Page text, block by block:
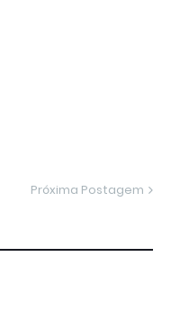
Próxima Postagem